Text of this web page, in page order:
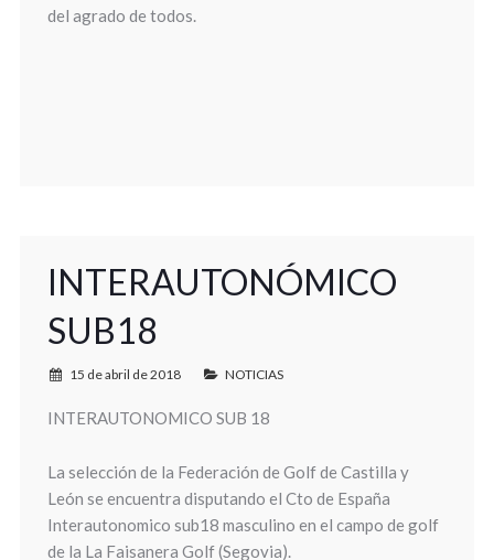
del agrado de todos.
INTERAUTONÓMICO
SUB18
15 de abril de 2018 NOTICIAS
INTERAUTONOMICO SUB 18
La selección de la Federación de Golf de Castilla y
León se encuentra disputando el Cto de España
Interautonomico sub18 masculino en el campo de golf
de la La Faisanera Golf (Segovia).